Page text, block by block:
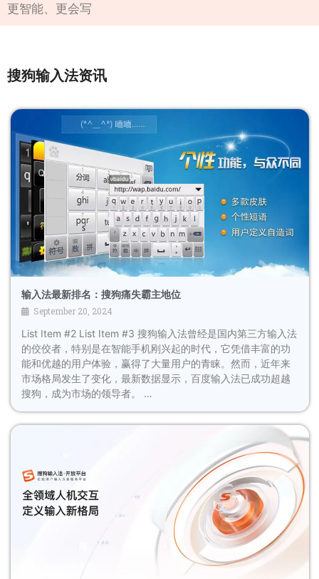
更智能、更会写
搜狗输入法资讯
输入法最新排名：搜狗痛失霸主地位
September 20, 2024
List Item #2 List Item #3 搜狗输入法曾经是国内第三方输入法
的佼佼者，特别是在智能手机刚兴起的时代，它凭借丰富的功
能和优越的用户体验，赢得了大量用户的青睐。然而，近年来
市场格局发生了变化，最新数据显示，百度输入法已成功超越
搜狗，成为市场的领导者。 …